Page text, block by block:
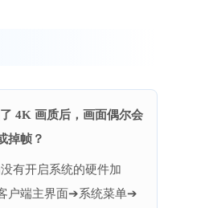
4K 画质后，画面偶尔会
掉帧？
有开启系统的硬件加
户端主界面➔系统菜单➔